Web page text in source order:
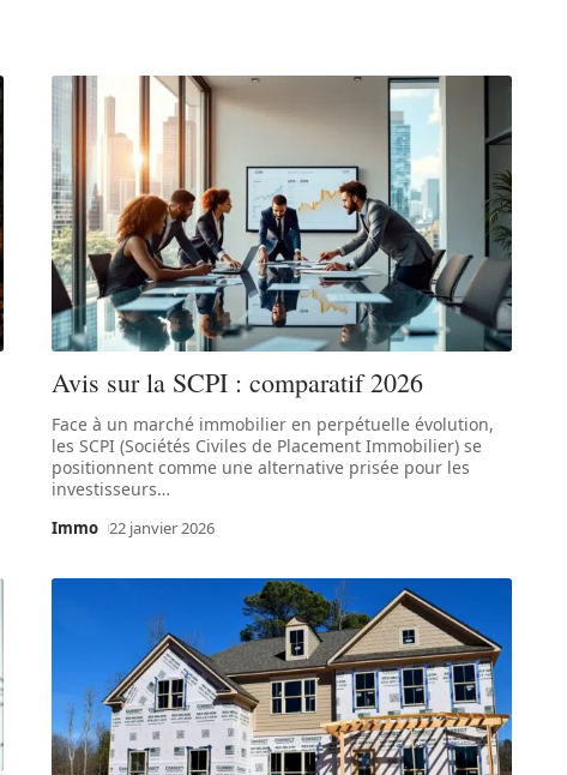
Avis sur la SCPI : comparatif 2026
Face à un marché immobilier en perpétuelle évolution,
les SCPI (Sociétés Civiles de Placement Immobilier) se
positionnent comme une alternative prisée pour les
investisseurs…
Immo 22 janvier 2026